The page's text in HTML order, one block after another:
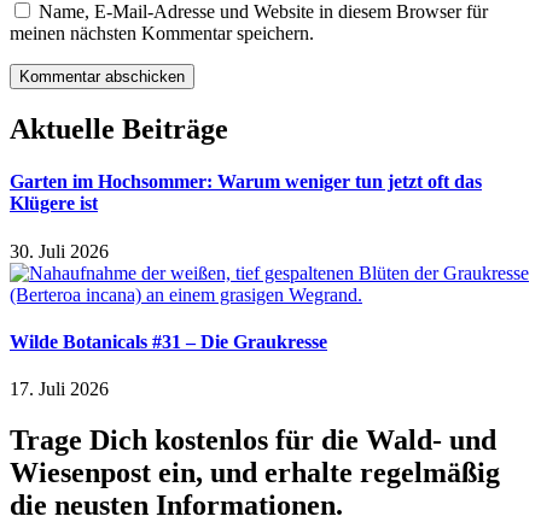
Name, E-Mail-Adresse und Website in diesem Browser für
meinen nächsten Kommentar speichern.
Aktuelle Beiträge
Garten im Hochsommer: Warum weniger tun jetzt oft das
Klügere ist
30. Juli 2026
Wilde Botanicals #31 – Die Graukresse
17. Juli 2026
Trage Dich kostenlos für die Wald- und
Wiesenpost ein, und erhalte regelmäßig
die neusten Informationen.